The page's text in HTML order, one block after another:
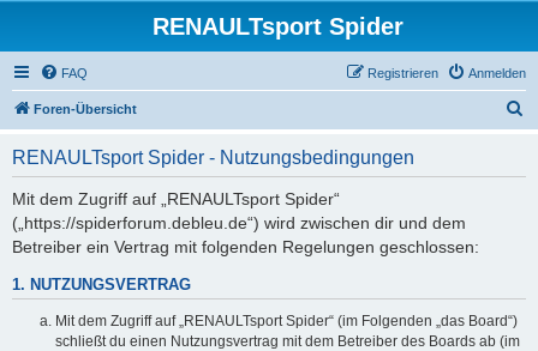
RENAULTsport Spider
FAQ Anmelden
Registrieren
Foren-Übersicht
RENAULTsport Spider - Nutzungsbedingungen
Mit dem Zugriff auf „RENAULTsport Spider“
(„https://spiderforum.debleu.de“) wird zwischen dir und dem
Betreiber ein Vertrag mit folgenden Regelungen geschlossen:
1. NUTZUNGSVERTRAG
Mit dem Zugriff auf „RENAULTsport Spider“ (im Folgenden „das Board“)
schließt du einen Nutzungsvertrag mit dem Betreiber des Boards ab (im